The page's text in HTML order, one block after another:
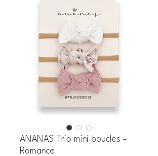
ANANAS Trio mini boucles -
Romance